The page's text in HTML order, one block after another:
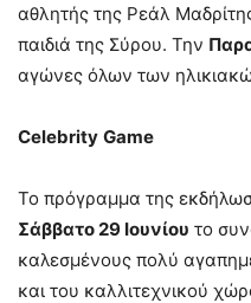
αθλητής της Ρεάλ
παιδιά της Σύρου. Την
αγώνες όλων των
Celebrity Game
Το πρόγραμμα της
Σάββατο 29 Ιουνίου το
καλεσμένους πολύ
και του καλλιτεχνικού